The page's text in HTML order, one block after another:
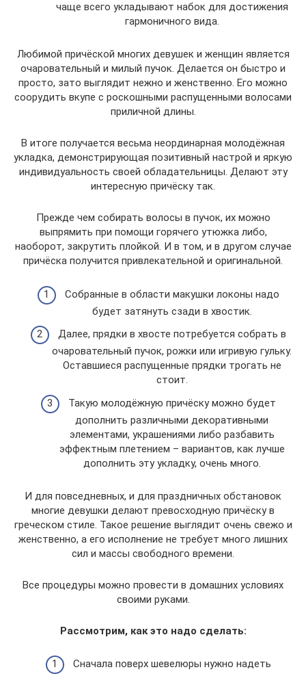
чаще всего укладывают набок для достижения
гармоничного вида.
Любимой причёской многих девушек и женщин является
очаровательный и милый пучок. Делается он быстро и
просто, зато выглядит нежно и женственно. Его можно
соорудить вкупе с роскошными распущенными волосами
приличной длины.
В итоге получается весьма неординарная молодёжная
укладка, демонстрирующая позитивный настрой и яркую
индивидуальность своей обладательницы. Делают эту
интересную причёску так.
Прежде чем собирать волосы в пучок, их можно
выпрямить при помощи горячего утюжка либо,
наоборот, закрутить плойкой. И в том, и в другом случае
причёска получится привлекательной и оригинальной.
Собранные в области макушки локоны надо
будет затянуть сзади в хвостик.
Далее, прядки в хвосте потребуется собрать в
очаровательный пучок, рожки или игривую гульку.
Оставшиеся распущенные прядки трогать не
стоит.
Такую молодёжную причёску можно будет
дополнить различными декоративными
элементами, украшениями либо разбавить
эффектным плетением – вариантов, как лучше
дополнить эту укладку, очень много.
И для повседневных, и для праздничных обстановок
многие девушки делают превосходную причёску в
греческом стиле. Такое решение выглядит очень свежо и
женственно, а его исполнение не требует много лишних
сил и массы свободного времени.
Все процедуры можно провести в домашних условиях
своими руками.
Рассмотрим, как это надо сделать:
Сначала поверх шевелюры нужно надеть